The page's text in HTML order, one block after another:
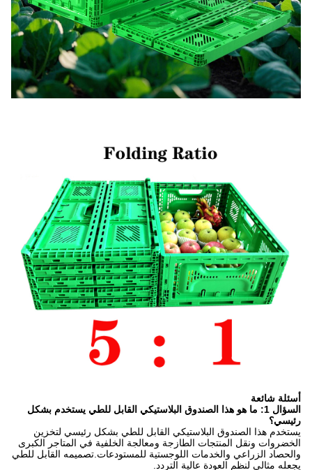
أسئلة شائعة
السؤال 1: ما هو هذا الصندوق البلاستيكي القابل للطي يستخدم بشكل
رئيسي؟
يستخدم هذا الصندوق البلاستيكي القابل للطي بشكل رئيسي لتخزين
الخضروات ونقل المنتجات الطازجة ومعالجة الخلفية في المتاجر الكبرى
والحصاد الزراعي والخدمات اللوجستية للمستودعات.تصميمه القابل للطي
يجعله مثالي لنظم العودة عالية التردد.